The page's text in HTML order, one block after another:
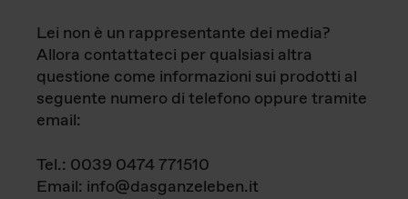
Lei non è un rappresentante dei media?
Allora contattateci per qualsiasi altra
questione come informazioni sui prodotti al
seguente numero di telefono oppure tramite
email:
Tel.: 0039 0474 771510
Email: info@dasganzeleben.it